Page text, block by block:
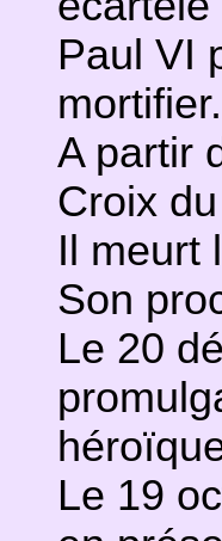
Paul VI
mortifier.
A partir
Croix
Il meurt
Son
Le 20
Le 19